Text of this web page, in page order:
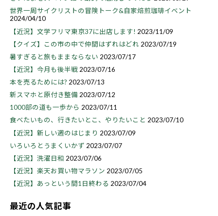
世界一周サイクリストの冒険トーク&自家焙煎珈琲イベント
2024/04/10
【近況】文学フリマ東京37に出店します! 2023/11/09
【クイズ】この市の中で仲間はずれはどれ 2023/07/19
暑すぎると旅もままならない 2023/07/17
【近況】今月も後半戦 2023/07/16
本を売るためには? 2023/07/13
新スマホと原付き整備2023/07/12
1000部の道も一歩から 2023/07/11
食べたいもの、行きたいとこ、やりたいこと 2023/07/10
【近況】新しい週のはじまり 2023/07/09
いろいろとうまくいかず 2023/07/07
【近況】洗濯日和 2023/07/06
【近況】楽天お買い物マラソン 2023/07/05
【近況】あっという間1日終わる 2023/07/04
最近の人気記事